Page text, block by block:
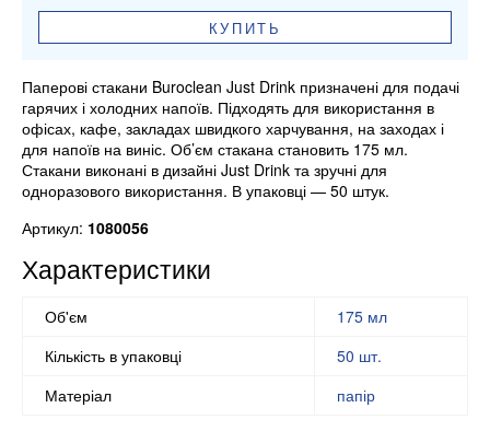
КУПИТЬ
Паперові стакани Buroclean Just Drink призначені для подачі
гарячих і холодних напоїв. Підходять для використання в
офісах, кафе, закладах швидкого харчування, на заходах і
для напоїв на виніс. Об’єм стакана становить 175 мл.
Стакани виконані в дизайні Just Drink та зручні для
одноразового використання. В упаковці — 50 штук.
Артикул: 1080056
Характеристики
Об'єм
175 мл
Кількість в упаковці
50 шт.
Матеріал
папір